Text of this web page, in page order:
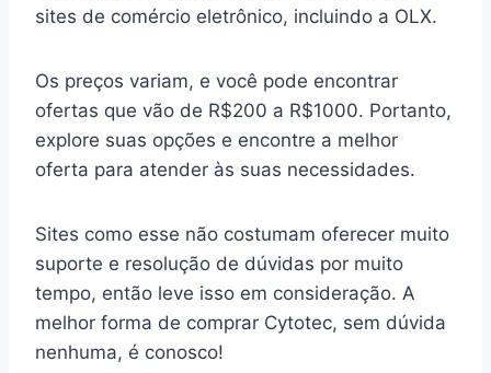
sites de comércio eletrônico, incluindo a OLX.
Os preços variam, e você pode encontrar
ofertas que vão de R$200 a R$1000. Portanto,
explore suas opções e encontre a melhor
oferta para atender às suas necessidades.
Sites como esse não costumam oferecer muito
suporte e resolução de dúvidas por muito
tempo, então leve isso em consideração. A
melhor forma de comprar Cytotec, sem dúvida
nenhuma, é conosco!